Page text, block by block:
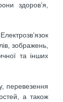
здоров’я,
зображень,
та інших
перевезення
а також